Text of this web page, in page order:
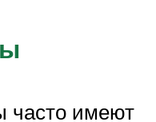
часто имеют